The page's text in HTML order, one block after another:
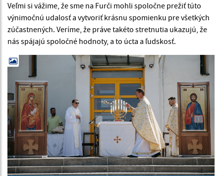
Veľmi si vážime, že sme na Furči mohli spoločne prežiť túto
výnimočnú udalosť a vytvoriť krásnu spomienku pre všetkých
zúčastnených. Veríme, že práve takéto stretnutia ukazujú, že
nás spájajú spoločné hodnoty, a to úcta a ľudskosť.